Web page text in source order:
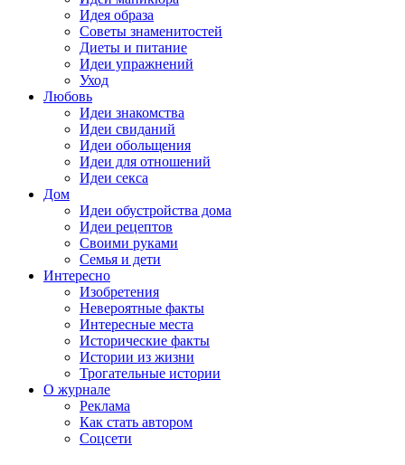
Идея образа
Советы знаменитостей
Диеты и питание
Идеи упражнений
Уход
Любовь
Идеи знакомства
Идеи свиданий
Идеи обольщения
Идеи для отношений
Идеи секса
Дом
Идеи обустройства дома
Идеи рецептов
Своими руками
Семья и дети
Интересно
Изобретения
Невероятные факты
Интересные места
Исторические факты
Истории из жизни
Трогательные истории
О журнале
Реклама
Как стать автором
Соцсети